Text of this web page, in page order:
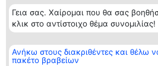
Γεια σας. Χαίρομαι που θα σας
κλικ στο αντίστοιχο θέμα συνομιλίας!
Ανήκω στους διακριθέντες και θέλω
πακέτο βραβείων
Διοργανωτής της
κατάταξης
BEAUTIFUL COMPANY
Κατάταξη
Διακριθέντες